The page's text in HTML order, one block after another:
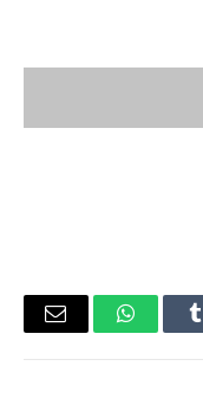
Tumblr واتسابالبريد